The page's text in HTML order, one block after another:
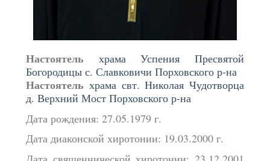
Настоятель
храма Успения Пресвятой
Богородицы с. Славковичи Порховского р-на
Настоятель храма свт. Николая Чудотворца
д. Верхний Мост Порховского р-на
Дата рождения: 27.05.1979 г.
Дата диаконской хиротонии: 19.03.2000 г.